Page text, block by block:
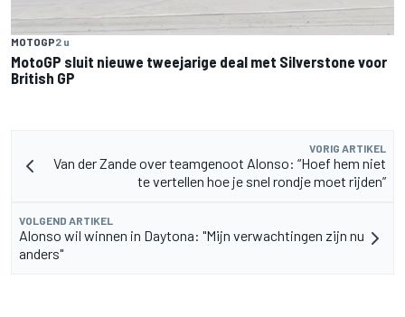
MOTOGP2 u
MotoGP sluit nieuwe tweejarige deal met Silverstone voor
British GP
VORIG ARTIKEL
Van der Zande over teamgenoot Alonso: “Hoef hem niet
te vertellen hoe je snel rondje moet rijden”
VOLGEND ARTIKEL
Alonso wil winnen in Daytona: "Mijn verwachtingen zijn nu
anders"